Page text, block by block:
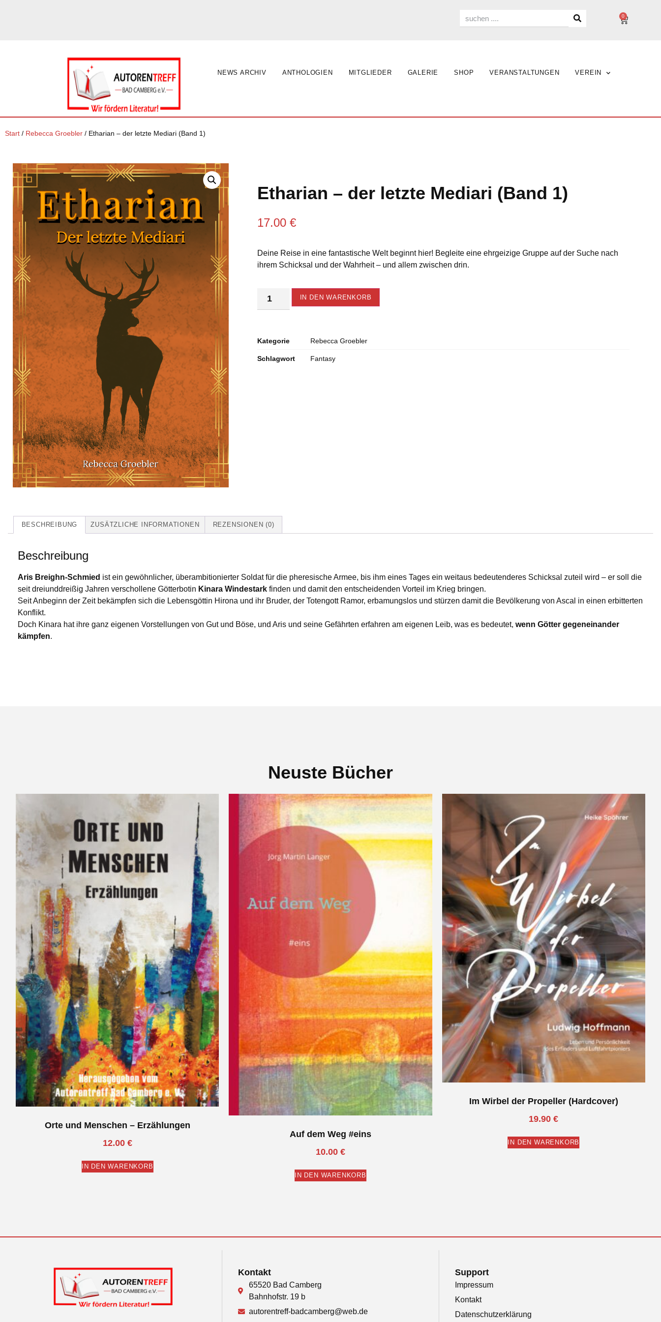
0
NEWS ARCHIV ANTHOLOGIEN MITGLIEDER GALERIE SHOP VERANSTALTUNGEN VEREIN
Start / Rebecca Groebler / Etharian – der letzte Mediari (Band 1)
Etharian – der letzte Mediari (Band 1)
17.00€
Deine Reise in eine fantastische Welt beginnt hier! Begleite eine ehrgeizige Gruppe auf der Suche nach
ihrem Schicksal und der Wahrheit – und allem zwischen drin.
IN DEN WARENKORB
Kategorie Rebecca Groebler
Schlagwort Fantasy
BESCHREIBUNG ZUSÄTZLICHE INFORMATIONEN REZENSIONEN (0)
Beschreibung
Aris Breighn-Schmied ist ein gewöhnlicher, überambitionierter Soldat für die pheresische Armee, bis ihm eines Tages ein weitaus bedeutenderes Schicksal zuteil wird – er soll die
seit dreiunddreißig Jahren verschollene Götterbotin Kinara Windestark finden und damit den entscheidenden Vorteil im Krieg bringen.
Seit Anbeginn der Zeit bekämpfen sich die Lebensgöttin Hirona und ihr Bruder, der Totengott Ramor, erbamungslos und stürzen damit die Bevölkerung von Ascal in einen erbitterten
Konflikt.
Doch Kinara hat ihre ganz eigenen Vorstellungen von Gut und Böse, und Aris und seine Gefährten erfahren am eigenen Leib, was es bedeutet, wenn Götter gegeneinander
kämpfen.
Neuste Bücher
Orte und Menschen – Erzählungen
12.00 €
IN DEN WARENKORB
Auf dem Weg #eins
10.00 €
IN DEN WARENKORB
Im Wirbel der Propeller (Hardcover)
19.90€
IN DEN WARENKORB
Kontakt
65520 Bad Camberg
Bahnhofstr. 19 b
autorentreff-badcamberg@web.de
Support
Impressum
Kontakt
Datenschutzerklärung